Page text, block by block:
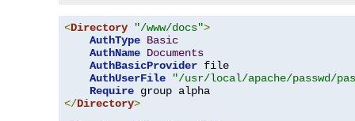
<Directory "/www/docs">
AuthType Basic
AuthName Documents
AuthBasicProvider file
AuthUserFile
"/usr/local/apache/passwd/
Require
</Directory>